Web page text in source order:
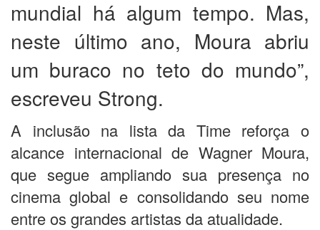
mundial há algum tempo. Mas,
neste último ano, Moura abriu
um buraco no teto do mundo”,
escreveu Strong.
A inclusão na lista da Time reforça o
alcance internacional de Wagner Moura,
que segue ampliando sua presença no
cinema global e consolidando seu nome
entre os grandes artistas da atualidade.